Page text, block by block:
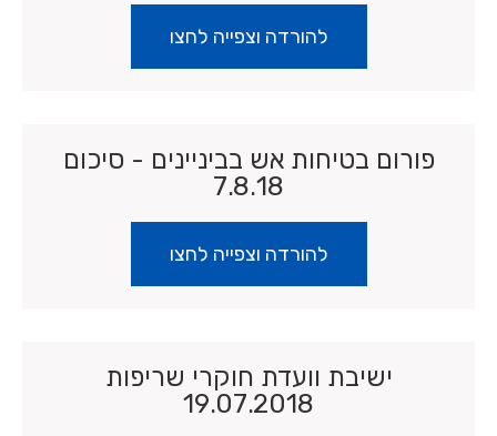
להורדה וצפייה לחצו
פורום בטיחות אש בביניינים - סיכום
7.8.18
להורדה וצפייה לחצו
ישיבת וועדת חוקרי שריפות
19.07.2018